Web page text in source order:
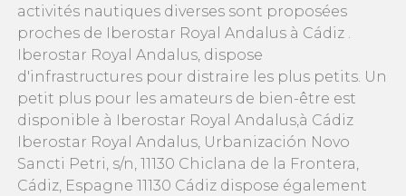
activités nautiques diverses sont proposées
proches de Iberostar Royal Andalus à Cádiz .
Iberostar Royal Andalus, dispose
d'infrastructures pour distraire les plus petits. Un
petit plus pour les amateurs de bien-être est
disponible à Iberostar Royal Andalus,à Cádiz
Iberostar Royal Andalus, Urbanización Novo
Sancti Petri, s/n, 11130 Chiclana de la Frontera,
Cádiz, Espagne 11130 Cádiz dispose également